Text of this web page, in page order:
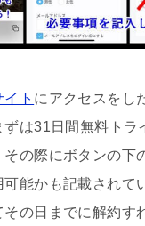
ト にアクセスをし
は31日間無料トラ
その際にボタンの下
可能かも記載されて
その日までに解約す